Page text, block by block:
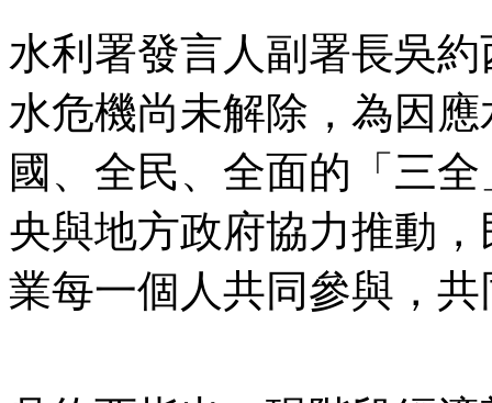
水利署發言人副署長吳
水危機尚未解除，為因
國、全民、全面的「三
央與地方政府協力推動
業每一個人共同參與，